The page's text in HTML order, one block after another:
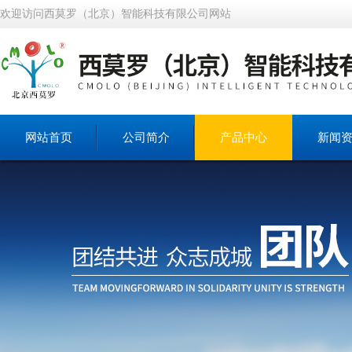
欢迎访问西莫罗（北京）智能科技有限公司网站
网站首页 公司简介 产品中心 新闻